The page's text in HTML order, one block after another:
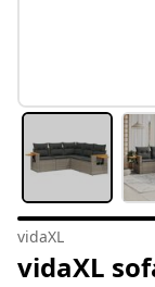
vidaXL
vidaXL